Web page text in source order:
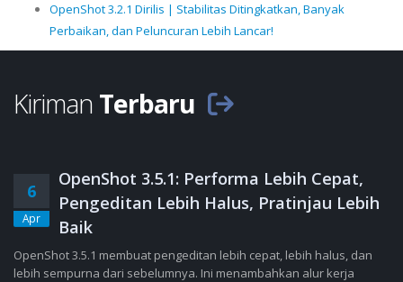
OpenShot 3.2.1 Dirilis | Stabilitas Ditingkatkan, Banyak
Perbaikan, dan Peluncuran Lebih Lancar!
Kiriman Terbaru
6
Apr
OpenShot 3.5.1: Performa Lebih Cepat,
Pengeditan Lebih Halus, Pratinjau Lebih
Baik
OpenShot 3.5.1 membuat pengeditan lebih cepat, lebih halus, dan
lebih sempurna dari sebelumnya. Ini menambahkan alur kerja